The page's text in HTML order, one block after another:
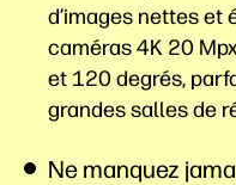
d’images nettes
caméras 4K 20
et 120 degrés,
grandes salles de
Ne manquez